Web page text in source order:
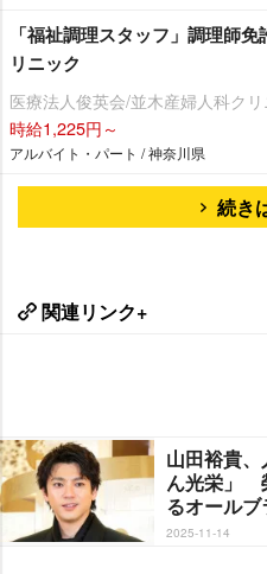
「福祉調理スタッフ」調理師
リニック
医療法人俊英会/並木産婦人科クリ
時給1,225円～
アルバイト・パート / 神奈川県
続き
関連リンク+
山田裕貴
ん光栄」
るオール
2025-11-14